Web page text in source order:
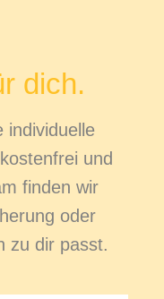
dich.
individuelle
und
finden wir
oder
zu dir passt.